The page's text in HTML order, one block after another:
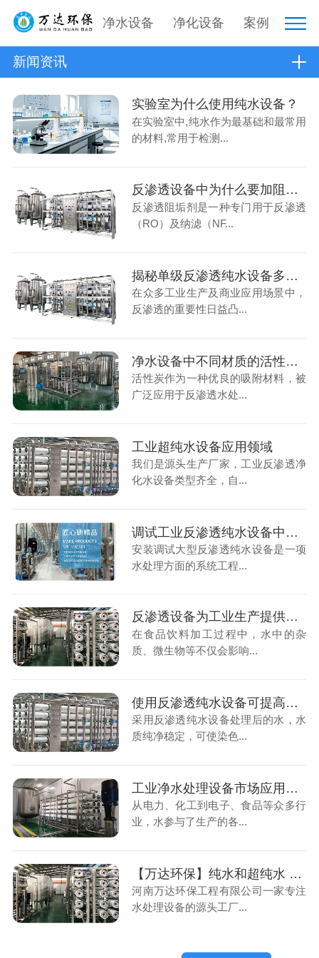
净水设备 净化设备 案例
新闻资讯
实验室为什么使用纯水设备？
在实验室中,纯水作为最基础和最常用
的材料,常用于检测...
反渗透设备中为什么要加阻垢剂？
反渗透阻垢剂是一种专门用于反渗透
（RO）及纳滤（NF...
揭秘单级反渗透纯水设备多少钱，你想知道的都在这！
在众多工业生产及商业应用场景中，
反渗透的重要性日益凸...
净水设备中不同材质的活性炭碘值
活性炭作为一种优良的吸附材料，被
广泛应用于反渗透水处...
工业超纯水设备应用领域
我们是源头生产厂家，工业反渗透净
化水设备类型齐全，自...
调试工业反渗透纯水设备中需要注意的事项
安装调试大型反渗透纯水设备是一项
水处理方面的系统工程...
反渗透设备为工业生产提供稳定可靠水源保障
在食品饮料加工过程中，水中的杂
质、微生物等不仅会影响...
使用反渗透纯水设备可提高设备生产效率
采用反渗透纯水设备处理后的水，水
质纯净稳定，可使染色...
工业净水处理设备市场应用中起着关键作用
从电力、化工到电子、食品等众多行
业，水参与了生产的各...
【万达环保】纯水和超纯水 不同之处以及应用范围
河南万达环保工程有限公司一家专注
水处理设备的源头工厂...